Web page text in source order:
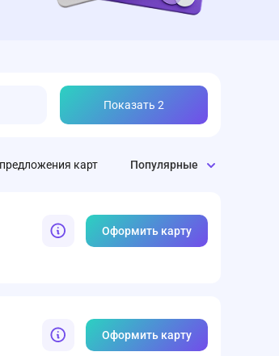
Показать 2
предложения карт Популярные
Оформить карту
Оформить карту